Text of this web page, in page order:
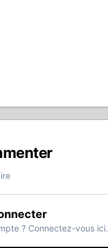
? Connectez-vous ici.